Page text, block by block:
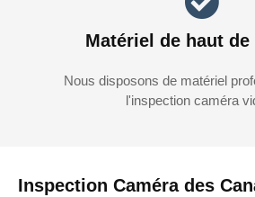
Inspection Caméra des
Matériel de haut de
Nous disposons de matériel
l'inspection caméra